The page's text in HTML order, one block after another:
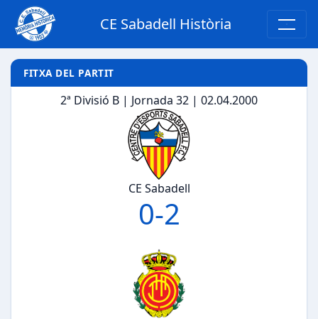
CE Sabadell Història
FITXA DEL PARTIT
2ª Divisió B | Jornada 32 | 02.04.2000
CE Sabadell
0-2